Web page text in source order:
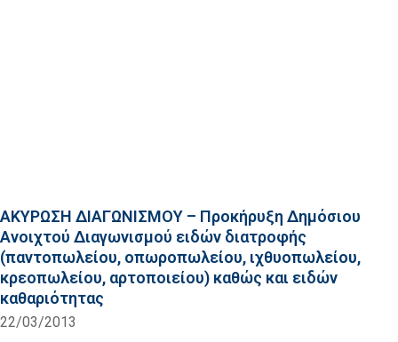
ΑΚΥΡΩΣΗ ΔΙΑΓΩΝΙΣΜΟΥ – Προκήρυξη Δημόσιου
Ανοιχτού Διαγωνισμού ειδών διατροφής
(παντοπωλείου, οπωροπωλείου, ιχθυοπωλείου,
κρεοπωλείου, αρτοποιείου) καθώς και ειδών
καθαριότητας
22/03/2013